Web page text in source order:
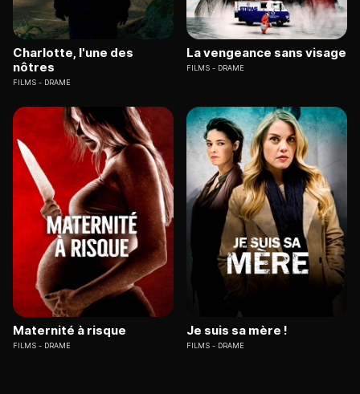
Charlotte, l'une des
nôtres
FILMS DRAME
La vengeance sans visage
FILMS DRAME
Maternité à risque
FILMS DRAME
Je suis sa mère !
FILMS DRAME